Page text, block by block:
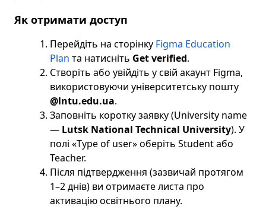
Як отримати доступ
Перейдіть на сторінку Figma Education
Plan та натисніть Get verified.
Створіть або увійдіть у свій акаунт Figma,
використовуючи університетську пошту
@lntu.edu.ua.
Заповніть коротку заявку (University name
— Lutsk National Technical University). У
полі «Type of user» оберіть Student або
Teacher.
Після підтвердження (зазвичай протягом
1–2 днів) ви отримаєте листа про
активацію освітнього плану.